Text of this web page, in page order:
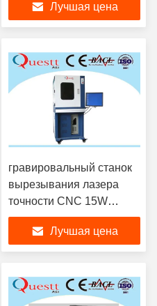
Лучшая цена
гравировальный станок
вырезывания лазера
точности CNC 15W
УЛЬТРАФИОЛЕТОВЫЙ
для стекла PCB
Лучшая цена